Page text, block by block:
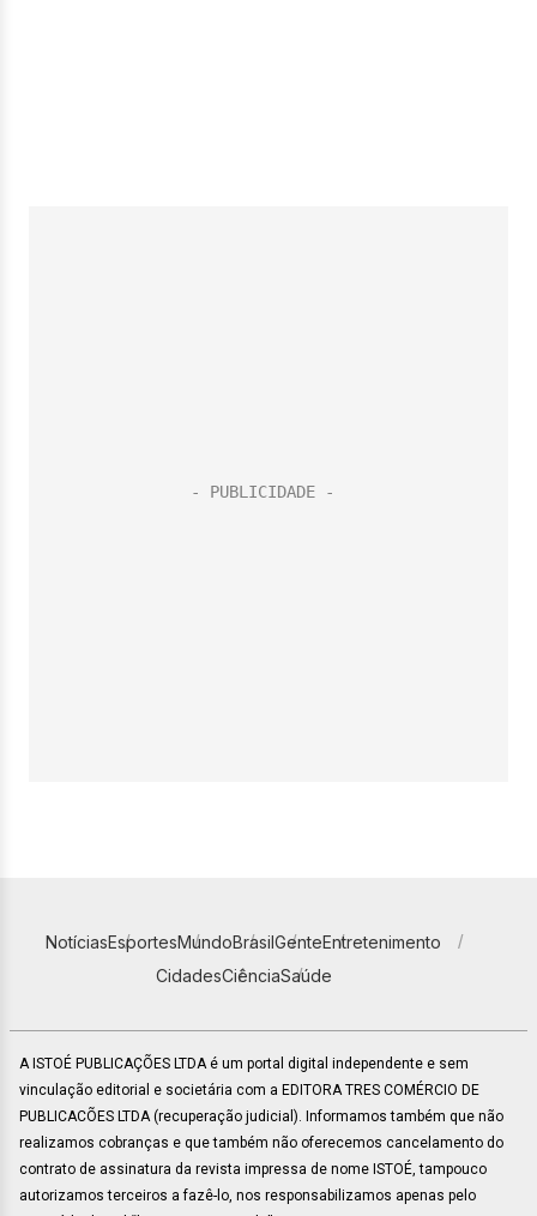
NotíciasEsportesMundoBrasilGenteEntretenimento
CidadesCiênciaSaúde
A ISTOÉ PUBLICAÇÕES LTDA é um portal digital independente e sem
vinculação editorial e societária com a EDITORA TRES COMÉRCIO DE
PUBLICACÕES LTDA (recuperação judicial). Informamos também que não
realizamos cobranças e que também não oferecemos cancelamento do
contrato de assinatura da revista impressa de nome ISTOÉ, tampouco
autorizamos terceiros a fazê-lo, nos responsabilizamos apenas pelo